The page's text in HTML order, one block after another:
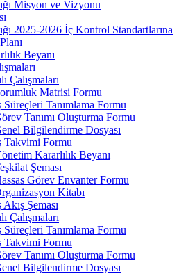
Misyon ve Vizyonu
2025-2026 İç Kontrol Standartlarına
Beyanı
Çalışmaları
Matrisi Formu
Süreçleri Tanımlama Formu
Tanımı Oluşturma Formu
Bilgilendirme Dosyası
Takvimi Formu
Kararlılık Beyanı
Şeması
Görev Envanter Formu
Kitabı
Akış Şeması
Çalışmaları
Süreçleri Tanımlama Formu
Takvimi Formu
Tanımı Oluşturma Formu
Bilgilendirme Dosyası